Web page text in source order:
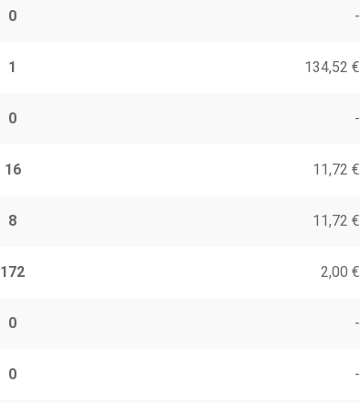
0 -
1 134,52 €
0 -
16 11,72 €
8 11,72 €
172 2,00 €
0 -
0 -